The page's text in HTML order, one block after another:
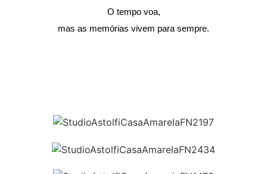
O tempo voa,
mas as memórias vivem para sempre.